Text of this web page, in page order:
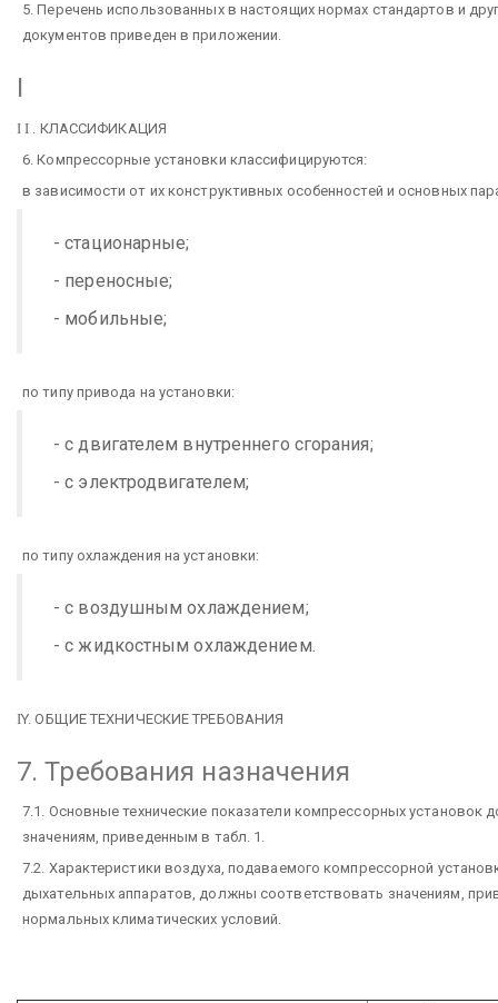
5. Перечень использованных в настоящих нормах стандартов и
документов приведен в приложении.
I
I I . КЛАССИФИКАЦИЯ
6. Компрессорные установки классифицируются:
в зависимости от их конструктивных особенностей и основных
- стационарные;
- переносные;
- мобильные;
по типу привода на установки:
- с двигателем внутреннего сгорания;
- с электродвигателем;
по типу охлаждения на установки:
- с воздушным охлаждением;
- с жидкостным охлаждением.
IY. ОБЩИЕ ТЕХНИЧЕСКИЕ ТРЕБОВАНИЯ
7. Требования назначения
7.1. Основные технические показатели компрессорных установок
значениям, приведенным в табл. 1.
7.2. Характеристики воздуха, подаваемого компрессорной
дыхательных аппаратов, должны соответствовать значениям,
нормальных климатических условий.